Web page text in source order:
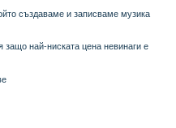
създаваме и записваме музика
защо най-ниската цена невинаги е